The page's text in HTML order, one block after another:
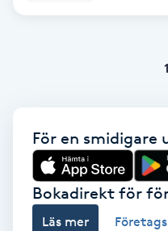
Sugaring
Svensk massage
För en smidigare
Bokadirekt för
Läs mer